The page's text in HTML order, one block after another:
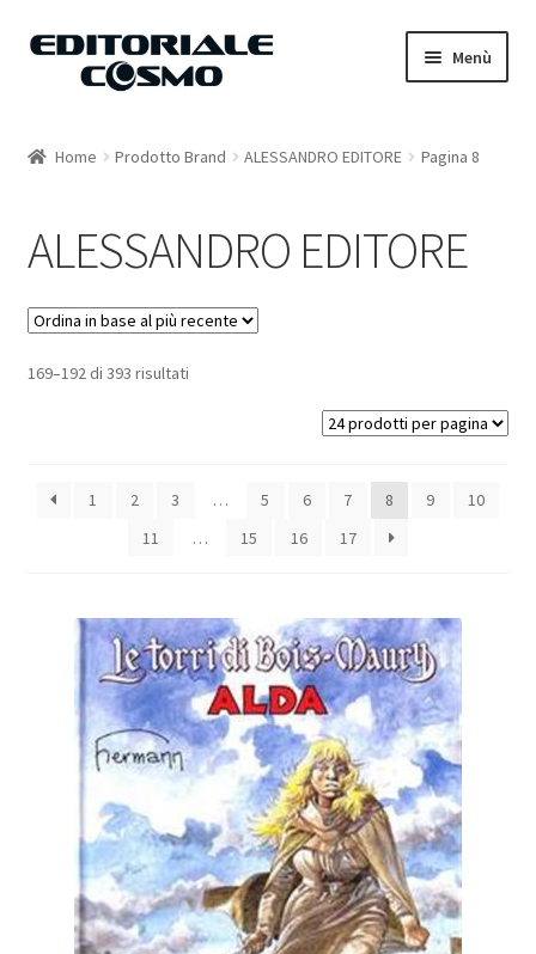
Vai
Vai
Menù
Carrello
Il mio account
Home Prodotto Brand ALESSANDRO EDITORE Pagina 8
ALESSANDRO EDITORE
169–192 di 393 risultati
1 2 3 … 5 6 7 8 9
10
11
… 15 16 17